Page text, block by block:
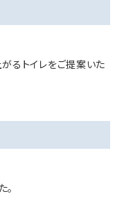
るトイレをご提案いた